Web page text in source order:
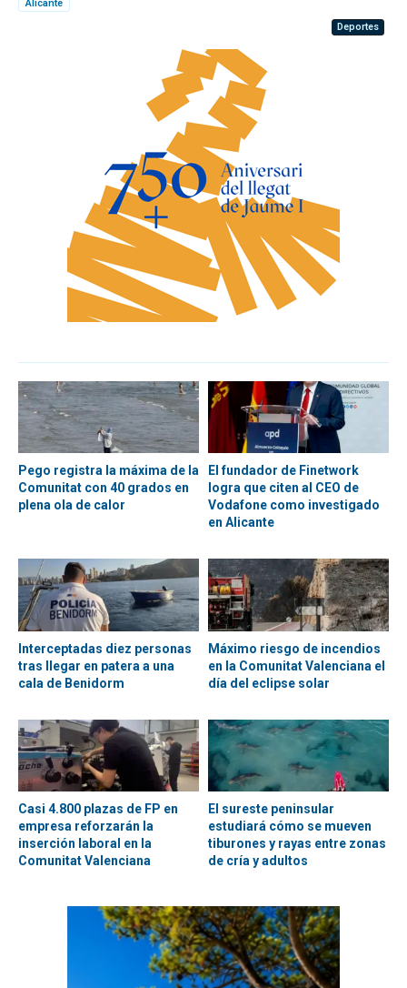
Alicante
Deportes
Pego registra la máxima de la
Comunitat con 40 grados en
plena ola de calor
El fundador de Finetwork
logra que citen al CEO de
Vodafone como investigado
en Alicante
Interceptadas diez personas
tras llegar en patera a una
cala de Benidorm
Máximo riesgo de incendios
en la Comunitat Valenciana el
día del eclipse solar
Casi 4.800 plazas de FP en
empresa reforzarán la
inserción laboral en la
Comunitat Valenciana
El sureste peninsular
estudiará cómo se mueven
tiburones y rayas entre zonas
de cría y adultos